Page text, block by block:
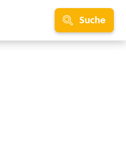
Suche